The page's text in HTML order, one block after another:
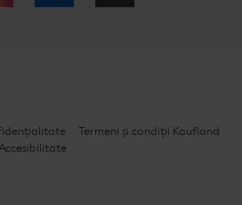
Termeni și condiții Kaufland